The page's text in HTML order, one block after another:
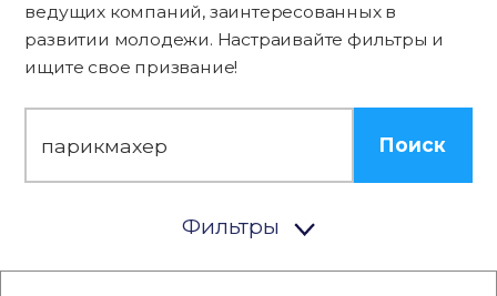
ведущих компаний, заинтересованных в
развитии молодежи. Настраивайте фильтры и
ищите свое призвание!
Поиск
Фильтры